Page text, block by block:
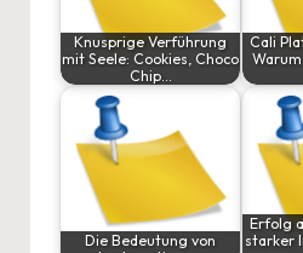
Knusprige Verführung
mit Seele: Cookies, Choco
Chip…
Cali
Die Bedeutung von
Erfolg
starker